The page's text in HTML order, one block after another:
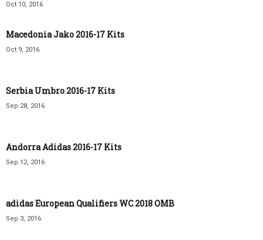
Oct 10, 2016
Macedonia Jako 2016-17 Kits
Oct 9, 2016
Serbia Umbro 2016-17 Kits
Sep 28, 2016
Andorra Adidas 2016-17 Kits
Sep 12, 2016
adidas European Qualifiers WC 2018 OMB
Sep 3, 2016